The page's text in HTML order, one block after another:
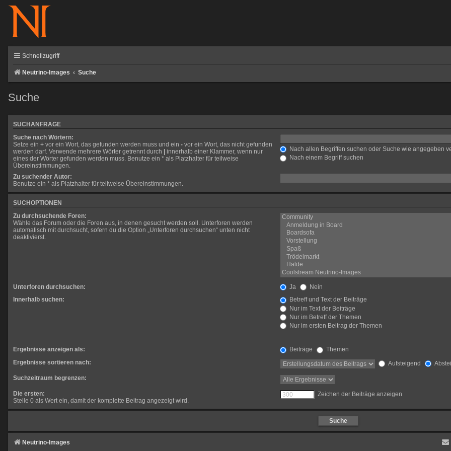
Schnellzugriff
Neutrino-Images Suche
Suche
SUCHANFRAGE
Suche nach Wörtern:
Setze ein + vor ein Wort, das gefunden werden muss und ein - vor ein Wort, das nicht gefunden
werden darf. Verwende mehrere Wörter getrennt durch
innerhalb einer Klammer, wenn nur
eines der Wörter gefunden werden muss. Benutze ein * als Platzhalter für teilweise
Übereinstimmungen.
Nach allen Begriffen suchen oder Suche wie angegeben
Nach einem Begriff suchen
Zu suchender Autor:
Benutze ein * als Platzhalter für teilweise Übereinstimmungen.
SUCHOPTIONEN
Zu durchsuchende Foren:
Wähle das Forum oder die Foren aus, in denen gesucht werden soll. Unterforen werden
automatisch mit durchsucht, sofern du die Option „Unterforen durchsuchen“ unten nicht
deaktivierst.
Unterforen durchsuchen: Ja
Nein
Innerhalb suchen:
Betreff und Text der Beiträge
Nur im Text der Beiträge
Nur im Betreff der Themen
Nur im ersten Beitrag der Themen
Ergebnisse anzeigen als: Beiträge
Themen
Ergebnisse sortieren nach:
Aufsteigend
Suchzeitraum begrenzen:
Die ersten:
Stelle 0 als Wert ein, damit der komplette Beitrag angezeigt wird.
Zeichen der Beiträge anzeigen
Neutrino-Images